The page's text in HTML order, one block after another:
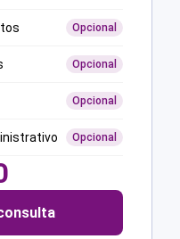
Opcional
Opcional
Opcional
Opcional